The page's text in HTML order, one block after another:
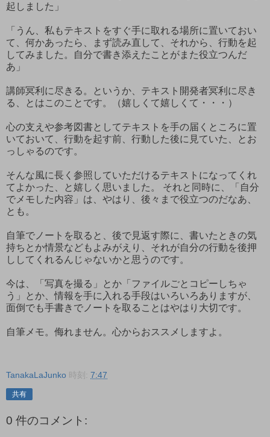
起しました」
「うん、私もテキストをすぐ手に取れる場所に置いておい
て、何かあったら、まず読み直して、それから、行動を起
してみました。自分で書き添えたことがまた役立つんだ
あ」
講師冥利に尽きる。というか、テキスト開発者冥利に尽き
る、とはこのことです。（嬉しくて嬉しくて・・・）
心の支えや参考図書としてテキストを手の届くところに置
いておいて、行動を起す前、行動した後に見ていた、とお
っしゃるのです。
そんな風に長く参照していただけるテキストになってくれ
てよかった、と嬉しく思いました。 それと同時に、「自分
でメモした内容」は、やはり、後々まで役立つのだなあ、
とも。
自筆でノートを取ると、後で見返す際に、書いたときの気
持ちとか情景などもよみがえり、それが自分の行動を後押
ししてくれるんじゃないかと思うのです。
今は、「写真を撮る」とか「ファイルごとコピーしちゃ
う」とか、情報を手に入れる手段はいろいろありますが、
面倒でも手書きでノートを取ることはやはり大切です。
自筆メモ。侮れません。心からおススメしますよ。
TanakaLaJunko 時刻: 7:47
共有
0 件のコメント: